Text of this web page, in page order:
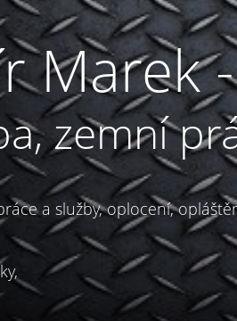
Marek
zemní
a služby, oplocení,